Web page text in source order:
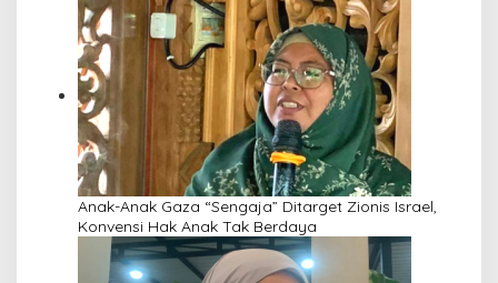
Anak-Anak Gaza “Sengaja” Ditarget Zionis Israel,
Konvensi Hak Anak Tak Berdaya